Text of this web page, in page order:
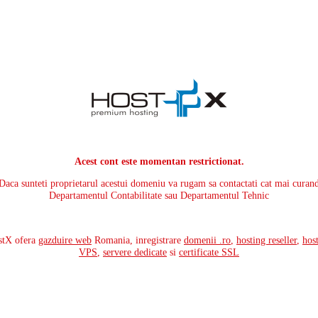
Acest cont este momentan restrictionat.
sunteti proprietarul acestui domeniu va rugam sa contactati cat mai
Departamentul Contabilitate sau Departamentul Tehnic
ofera gazduire web Romania, inregistrare domenii .ro, hosting reseller,
VPS, servere dedicate si certificate SSL